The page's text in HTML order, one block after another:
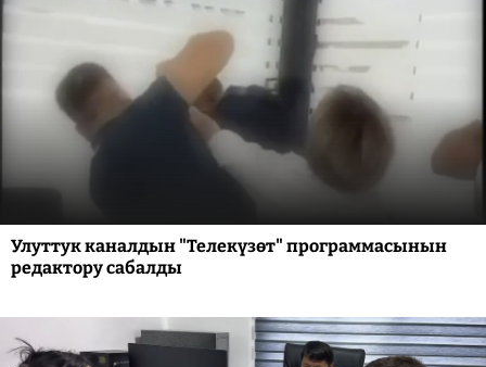
Улуттук каналдын "Телекүзөт" программасынын
редактору сабалды